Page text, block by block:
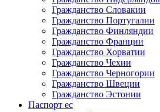
Гражданство Словакии
Гражданство Португалии
Гражданство Финляндии
Гражданство Франции
Гражданство Хорватии
Гражданство Чехии
Гражданство Черногории
Гражданство Швеции
Гражданство Эстонии
Паспорт ес